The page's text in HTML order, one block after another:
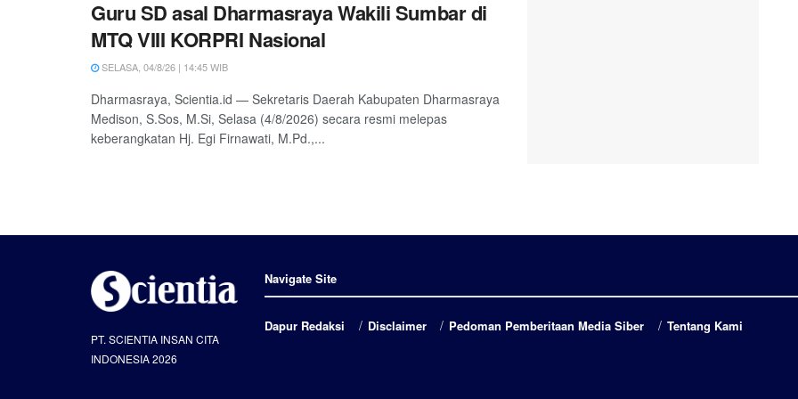
Guru SD asal Dharmasraya Wakili Sumbar di
MTQ VIII KORPRI Nasional
SELASA, 04/8/26 | 14:45 WIB
Dharmasraya, Scientia.id — Sekretaris Daerah Kabupaten Dharmasraya
Medison, S.Sos, M.Si, Selasa (4/8/2026) secara resmi melepas
keberangkatan Hj. Egi Firnawati, M.Pd.,...
PT. SCIENTIA INSAN CITA
INDONESIA 2026
Navigate Site
Dapur Redaksi Disclaimer Pedoman Pemberitaan Media Siber Tentang Kami